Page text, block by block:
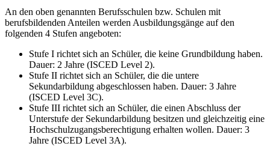
An den oben genannten Berufsschulen bzw. Schulen mit
berufsbildenden Anteilen werden Ausbildungsgänge auf den
folgenden 4 Stufen angeboten:
Stufe I richtet sich an Schüler, die keine Grundbildung haben.
Dauer: 2 Jahre (ISCED Level 2).
Stufe II richtet sich an Schüler, die die untere
Sekundarbildung abgeschlossen haben. Dauer: 3 Jahre
(ISCED Level 3C).
Stufe III richtet sich an Schüler, die einen Abschluss der
Unterstufe der Sekundarbildung besitzen und gleichzeitig eine
Hochschulzugangsberechtigung erhalten wollen. Dauer: 3
Jahre (ISCED Level 3A).